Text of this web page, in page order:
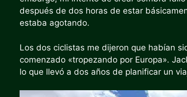
después de dos horas de estar
estaba agotando.
Los dos ciclistas me dijeron que habían
comenzado «tropezando por Europa».
lo que llevó a dos años de planificar un